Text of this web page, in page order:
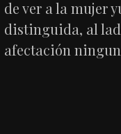
de ver a la mujer
distinguida, al
afectación